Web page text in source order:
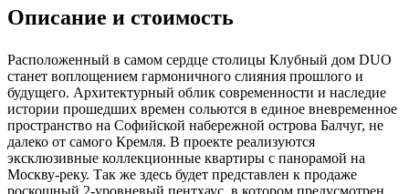
Описание и стоимость
Расположенный в самом сердце столицы Клубный дом DUO
станет воплощением гармоничного слияния прошлого и
будущего. Архитектурный облик современности и наследие
истории прошедших времен сольются в единое вневременное
пространство на Софийской набережной острова Балчуг, не
далеко от самого Кремля. В проекте реализуются
эксклюзивные коллекционные квартиры с панорамой на
Москву-реку. Так же здесь будет представлен к продаже
роскошный 2-уровневый пентхаус, в котором предусмотрен